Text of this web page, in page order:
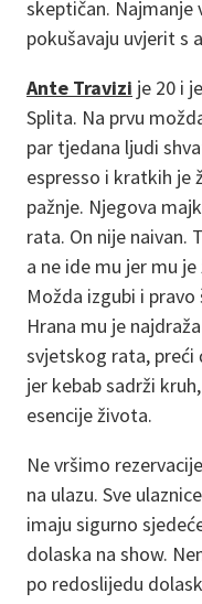
skeptičan. Najmanje
pokušavaju uvjerit s
Ante Travizi je 20 i
Splita. Na prvu
par tjedana ljudi
espresso i kratkih je
pažnje. Njegova
rata. On nije naivan.
a ne ide mu jer mu
Možda izgubi i
Hrana mu je
svjetskog rata, preći
jer kebab sadrži
esencije života.
Ne vršimo
na ulazu. Sve
imaju sigurno
dolaska na show.
po redoslijedu